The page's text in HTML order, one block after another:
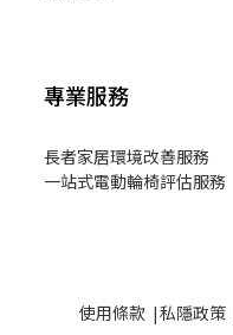
專業服務
長者家居環境改善服務
一站式電動輪椅評估服務
使用條款 |私隱政策